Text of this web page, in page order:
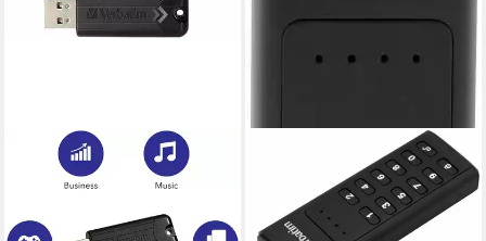
VERBATIM
USB-Stick Schwarz Daten
USB-Stick
Keypad Secure 32GB USB-
Stick (USB 3.2,
Lesegeschwindigkeit 160